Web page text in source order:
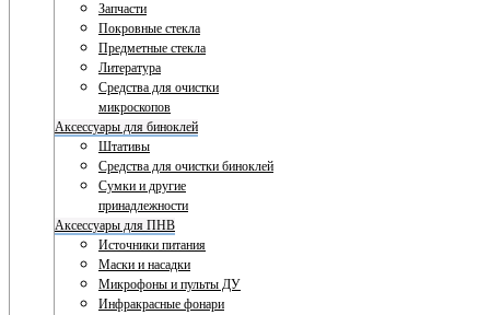
Запчасти
Покровные стекла
Предметные стекла
Литература
Средства для очистки
микроскопов
Аксессуары для биноклей
Штативы
Средства для очистки биноклей
Сумки и другие
принадлежности
Аксессуары для ПНВ
Источники питания
Маски и насадки
Микрофоны и пульты ДУ
Инфракрасные фонари